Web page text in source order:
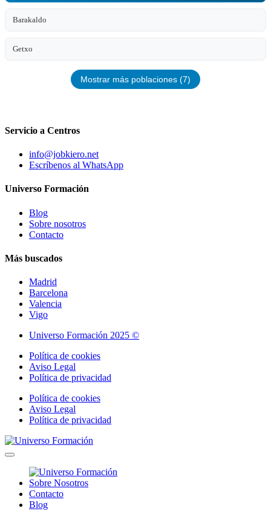
Barakaldo
Getxo
Mostrar más poblaciones (7)
Servicio a Centros
info@jobkiero.net
Escríbenos al WhatsApp
Universo Formación
Blog
Sobre nosotros
Contacto
Más buscados
Madrid
Barcelona
Valencia
Vigo
Universo Formación 2025 ©
Política de cookies
Aviso Legal
Política de privacidad
Política de cookies
Aviso Legal
Política de privacidad
Sobre Nosotros
Contacto
Blog